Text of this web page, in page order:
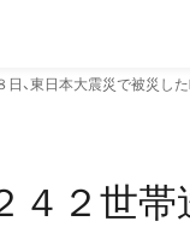
東日本大震災で被災し
２世帯